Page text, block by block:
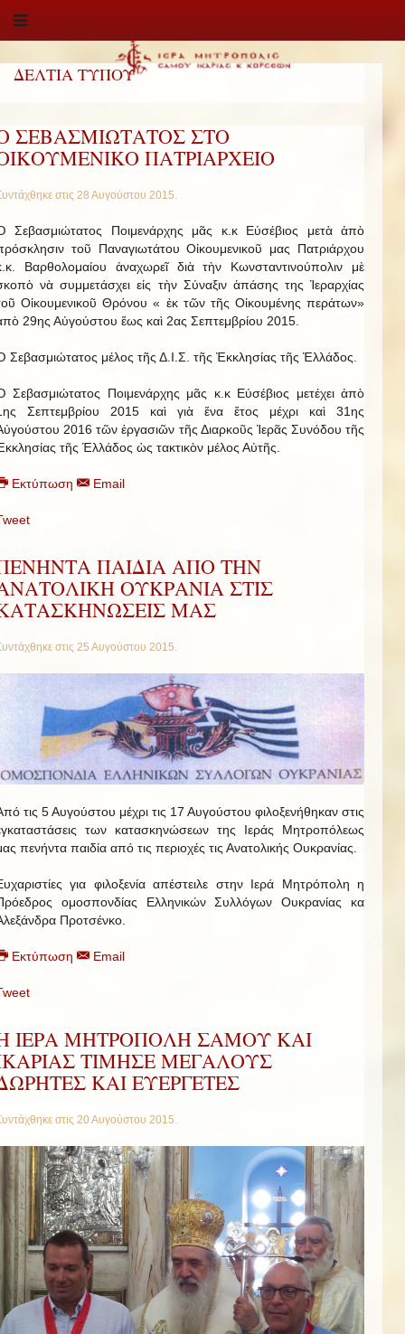
ΔΕΛΤΙΑ ΤΥΠΟΥ
ΣΕΒΑΣΜΙΩΤΑΤΟΣ ΣΤO
ΠΑΤΡΙΑΡΧΕIΟ
στις 28 Αυγούστου 2015.
Σεβασμιώτατος Ποιμενάρχης μᾶς κ.κ Εὐσέβιος μετὰ ἀπὸ
τοῦ Παναγιωτάτου Οἰκουμενικοῦ μας Πατριάρχου
Βαρθολομαίου ἀναχωρεῖ διὰ τὴν Κωνσταντινούπολιν μὲ
νὰ συμμετάσχει εἰς τὴν Σύναξιν ἁπάσης της Ἱεραρχίας
Οἰκουμενικοῦ Θρόνου « ἐκ τῶν τῆς Οἰκουμένης περάτων»
29ης Αὐγούστου ἕως καὶ 2ας Σεπτεμβρίου 2015.
Σεβασμιώτατος μέλος τῆς Δ.Ι.Σ. τῆς Ἐκκλησίας τῆς Ἑλλάδος.
Σεβασμιώτατος Ποιμενάρχης μᾶς κ.κ Εὐσέβιος μετέχει ἀπὸ
Σεπτεμβρίου 2015 καὶ γιὰ ἕνα ἔτος μέχρι καὶ 31ης
2016 τῶν ἐργασιῶν τῆς Διαρκοῦς Ἱερᾶς Συνόδου τῆς
τῆς Ἑλλάδος ὡς τακτικὸν μέλος Αὐτῆς.
Εκτύπωση Email
ΠΑΙΔΙΑ ΑΠΟ ΤΗΝ
ΟΥΚΡΑΝΙΑ ΣΤΙΣ
ΜΑΣ
στις 25 Αυγούστου 2015.
τις 5 Αυγούστου μέχρι τις 17 Αυγούστου φιλοξενήθηκαν στις
των κατασκηνώσεων της Ιεράς Μητροπόλεως
πενήντα παιδία από τις περιοχές τις Ανατολικής Ουκρανίας.
για φιλοξενία απέστειλε στην Ιερά Μητρόπολη η
ομοσπονδίας Ελληνικών Συλλόγων Ουκρανίας κα
Προτσένκο.
Εκτύπωση Email
ΙΕΡΑ ΜΗΤΡΟΠΟΛΗ ΣΑΜΟΥ ΚΑΙ
ΤΙΜΗΣΕ ΜΕΓΑΛΟΥΣ
ΚΑΙ ΕΥΕΡΓΕΤΕΣ
στις 20 Αυγούστου 2015.